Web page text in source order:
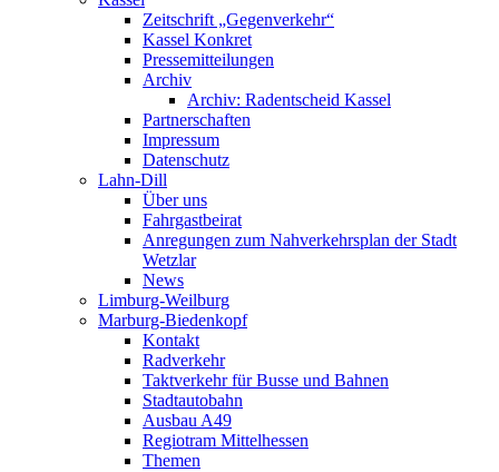
Zeitschrift „Gegenverkehr“
Kassel Konkret
Pressemitteilungen
Archiv
Archiv: Radentscheid Kassel
Partnerschaften
Impressum
Datenschutz
Lahn-Dill
Über uns
Fahrgastbeirat
Anregungen zum Nahverkehrsplan der Stadt
Wetzlar
News
Limburg-Weilburg
Marburg-Biedenkopf
Kontakt
Radverkehr
Taktverkehr für Busse und Bahnen
Stadtautobahn
Ausbau A49
Regiotram Mittelhessen
Themen